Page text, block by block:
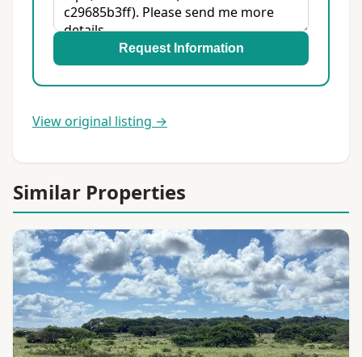
Request Information
View original listing →
Similar Properties